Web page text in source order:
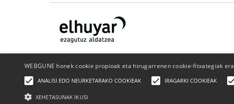
¿Quiénes somos? Contacto Publicidad Politica de
privacidad
Política de cookies
WEBGUNE honek cookie propioak eta hirugarrenen cookie-fitxategiak
ANALISI EDO NEURKETARAKO COOKIEAK IRAGARKI COOKIEAK
XEHETASUNAK IKUSI